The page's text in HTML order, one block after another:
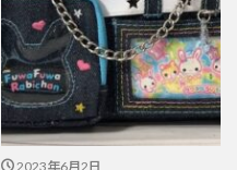
2023年6月2日